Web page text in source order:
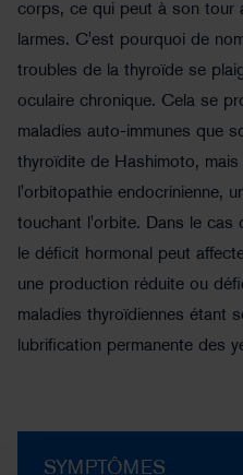
corps, ce qui peut à son tour
larmes. C'est pourquoi de
troubles de la thyroïde se
oculaire chronique. Cela se
maladies auto-immunes que
thyroïdite de Hashimoto,
l'orbitopathie endocrinienne,
touchant l'orbite. Dans le cas
le déficit hormonal peut
une production réduite ou
maladies thyroïdiennes étant
lubrification permanente des
©burdun - stock.adobe.com
SYMPTÔMES